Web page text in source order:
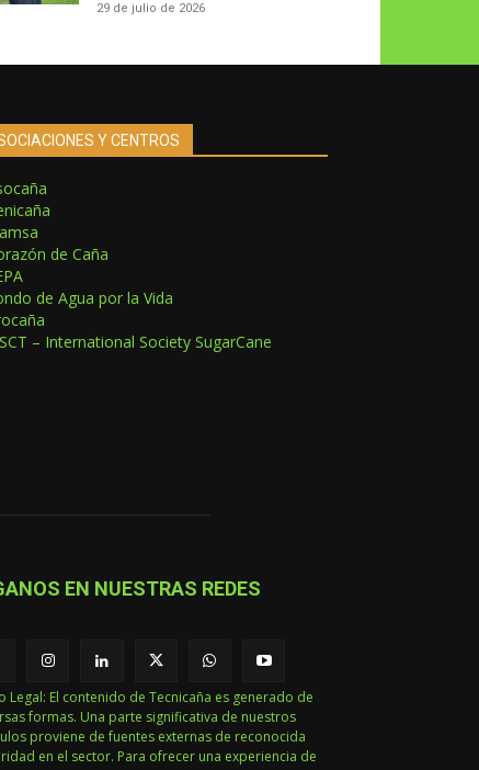
29 de julio de 2026
Y CENTROS
de Caña
de Agua por la Vida
– International Society SugarCane
EN NUESTRAS REDES
Legal: El contenido de Tecnicaña es generado de
formas. Una parte significativa de nuestros
proviene de fuentes externas de reconocida
en el sector. Para ofrecer una experiencia de